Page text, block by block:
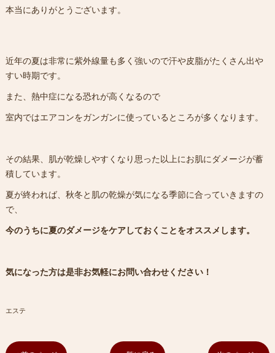
本当にありがとうございます。
近年の夏は非常に紫外線量も多く強いので汗や皮脂がたくさん出や
すい時期です。
また、熱中症になる恐れが高くなるので
室内ではエアコンをガンガンに使っているところが多くなります。
その結果、肌が乾燥しやすくなり思った以上にお肌にダメージが蓄
積しています。
夏が終われば、秋冬と肌の乾燥が気になる季節に合っていきますの
で、
今のうちに夏のダメージをケアしておくことをオススメします。
気になった方は是非お気軽にお問い合わせください！
エステ